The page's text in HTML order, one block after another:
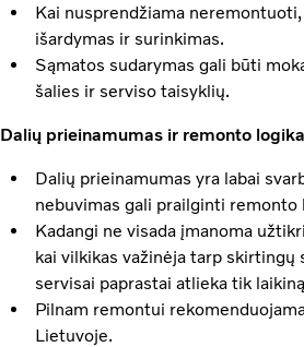
Kai nusprendžiama
išardymas ir surinkimas.
Sąmatos sudarymas gali būti
šalies ir serviso taisyklių.
Dalių prieinamumas ir remonto logika
Dalių prieinamumas yra labai
nebuvimas gali prailginti remonto
Kadangi ne visada įmanoma
kai vilkikas važinėja tarp skirtingų
servisai paprastai atlieka tik
Pilnam remontui
Lietuvoje.